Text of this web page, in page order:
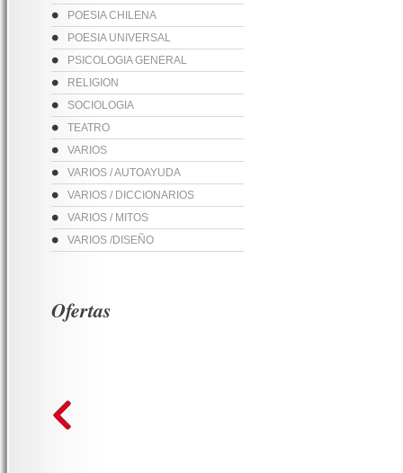
POESIA CHILENA
POESIA UNIVERSAL
PSICOLOGIA GENERAL
RELIGION
SOCIOLOGIA
TEATRO
VARIOS
VARIOS / AUTOAYUDA
VARIOS / DICCIONARIOS
VARIOS / MITOS
VARIOS /DISEÑO
Ofertas